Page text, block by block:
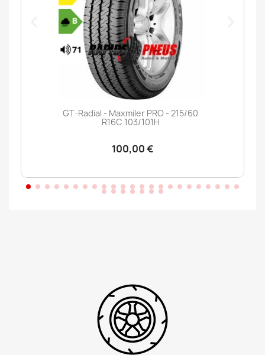
GT-Radial - Maxmiler PRO - 215/60
R16C 103/101H
100,00 €